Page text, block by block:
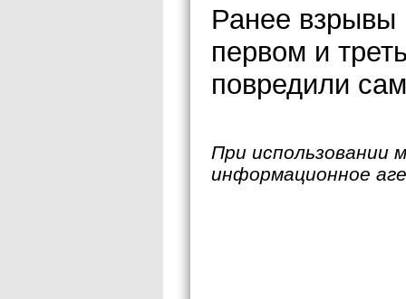
Ранее взрывы
первом и
повредили
При использовании
информационное